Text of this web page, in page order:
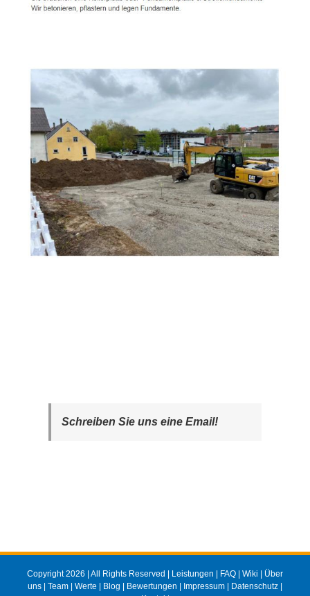
Schreiben Sie uns eine Email!
Copyright 2026 | All Rights Reserved | Leistungen | FAQ | Wiki | Über
uns | Team | Werte | Blog | Bewertungen | Impressum | Datenschutz |